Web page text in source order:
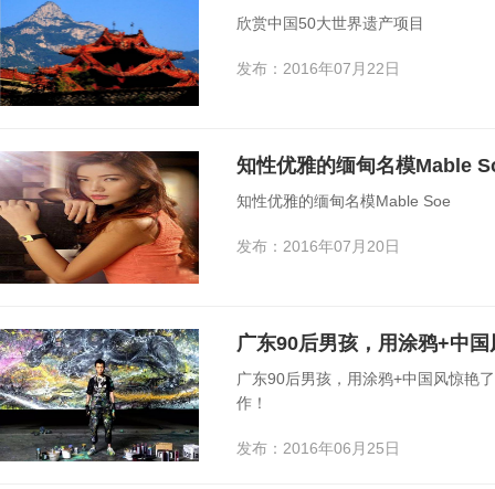
欣赏中国50大世界遗产项目
发布：2016年07月22日
知性优雅的缅甸名模Mable
知性优雅的缅甸名模Mable Soe
发布：2016年07月20日
广东90后男孩，用涂鸦+中国风惊艳
作！
发布：2016年06月25日